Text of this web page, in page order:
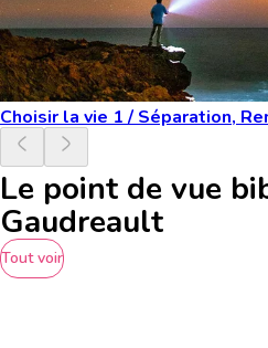
Choisir la vie 1 / Séparation,
Le point de vue
Gaudreault
Tout voir